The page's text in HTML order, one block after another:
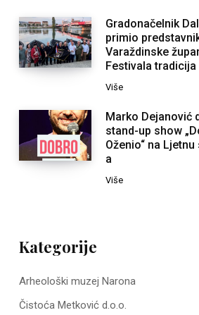
Gradonačelnik
primio
Varaždinske
Festivala tradicija
Više
Marko Dejanović
stand-up show
Oženio“ na Ljetnu
a
Više
Kategorije
Arheološki muzej Narona
Čistoća Metković d.o.o.